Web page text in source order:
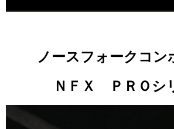
ノースフォークコン
ＮＦＸ ＰＲＯシ